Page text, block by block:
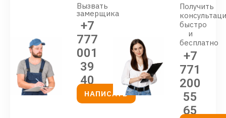
Вызвать
замерщика
+7
777
001
39
40
НАПИСАТЬ
Получить
быстро
и
бесплатно
+7
771
200
55
65